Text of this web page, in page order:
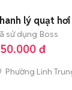
lý quạt
sử dụng Boss
đ
Phường Linh